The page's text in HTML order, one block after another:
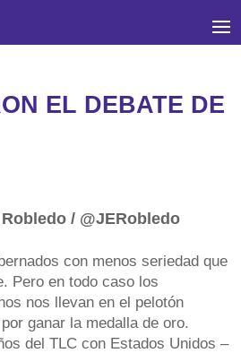
EL DEBATE DE
/ @JERobledo
con menos seriedad que
Pero en todo caso los
nos llevan en el pelotón
ganar la medalla de oro.
del TLC con Estados Unidos –